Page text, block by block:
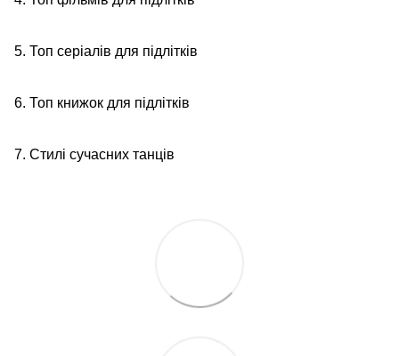
5. Топ серіалів для підлітків
6. Топ книжок для підлітків
7. Стилі сучасних танців